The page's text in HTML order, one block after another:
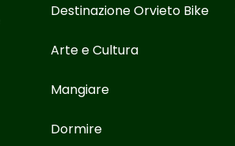
Destinazione Orvieto Bike
Arte e Cultura
Mangiare
Dormire